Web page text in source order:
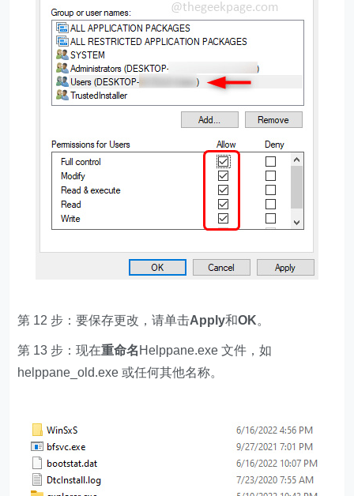
第 12 步：要保存更改，请单击Apply和OK。
第 13 步：现在重命名 Helppane.exe 文件，如
helppane_old.exe 或任何其他名称。